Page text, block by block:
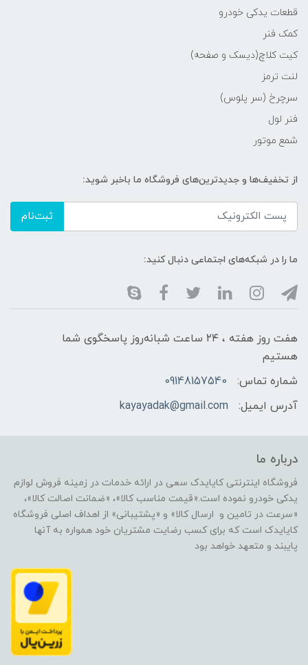
قطعات یدکی خودرو
کمک فنر
کیت کلاچ(دیسک و صفحه)
لنت ترمز
سرچرخ (سر پلوس)
فنر لول
شمع موتور
از تخفیف‌ها و جدیدترین‌های فروشگاه ما باخبر شوید:
ثبت‌نام
ما را در شبکه‌های اجتماعی دنبال کنید:
هفت روز هفته ، ۲۴ ساعت شبانه‌روز پاسخگوی شما
هستیم
شماره تماس:
09148157540
آدرس ایمیل:
kayayadak@gmail.com
درباره ما
فروشگاه اینترنتی کایایدک سعی در ارائه خدمات در زمینه فروش لوازم
یدکی خودرو نموده است.«قیمت مناسب کالا»، «ضمانت اصالت کالا»،
«سرعت در تامین و ارسال کالا» و «پشتیبانی» از اهداف اصلی فروشگاه
کایایدک است که برای کسب رضایت مشتریان خود همواره به آنها
پایبند و متعهد خواهد بود